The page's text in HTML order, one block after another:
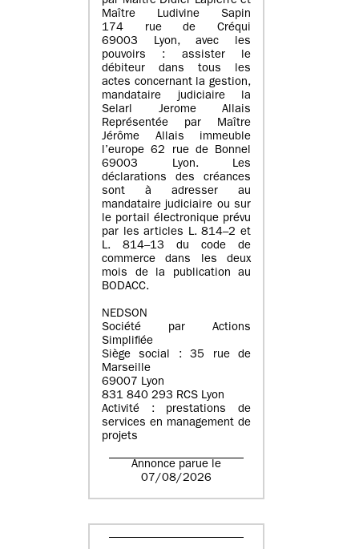
Maître Ludivine Sapin
174 rue de Créqui
69003 Lyon, avec les
pouvoirs : assister le
débiteur dans tous les
actes concernant la gestion,
mandataire judiciaire la
Selarl Jerome Allais
Représentée par Maître
Jérôme Allais immeuble
l’europe 62 rue de Bonnel
69003 Lyon. Les
déclarations des créances
sont à adresser au
mandataire judiciaire ou sur
le portail électronique prévu
par les articles L. 814–2 et
L. 814–13 du code de
commerce dans les deux
mois de la publication au
BODACC.
NEDSON
Société par Actions
Simplifiée
Siège social : 35 rue de
Marseille
69007 Lyon
831 840 293 RCS Lyon
Activité : prestations de
services en management de
projets
Annonce parue le
07/08/2026